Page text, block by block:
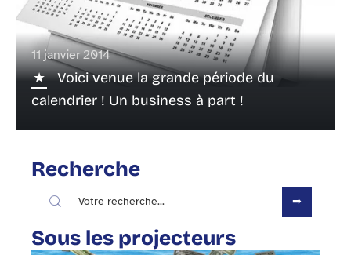
11 janvier 2014
Voici venue la grande période du
calendrier ! Un business à part !
Recherche
Sous les projecteurs